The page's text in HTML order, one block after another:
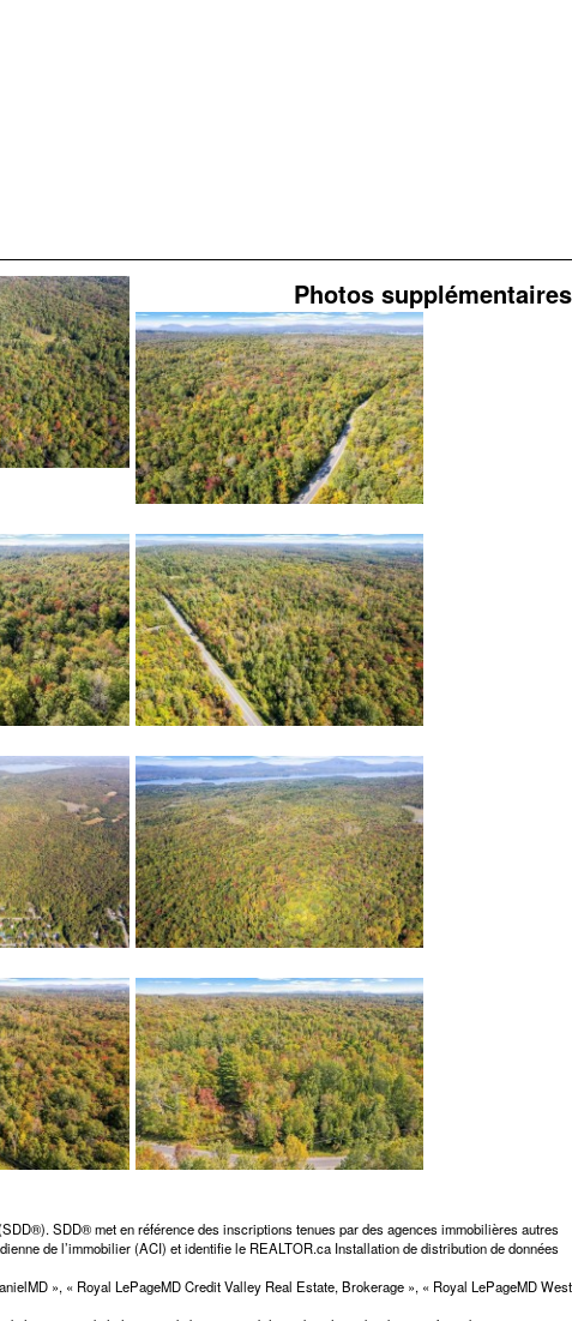
Photos supplémentaires
SDD® met en référence des inscriptions tenues par des agences immobilières autres
de l’immobilier (ACI) et identifie le REALTOR.ca Installation de distribution de données
», « Royal LePageMD Credit Valley Real Estate, Brokerage », « Royal LePageMD West